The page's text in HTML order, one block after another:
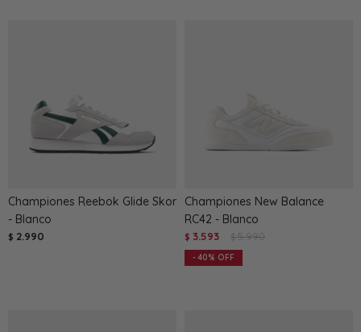
Championes Reebok Glide Skor
- Blanco
$ 2.990
Championes New Balance
RC42 - Blanco
$ 3.593 $ 5.990
40